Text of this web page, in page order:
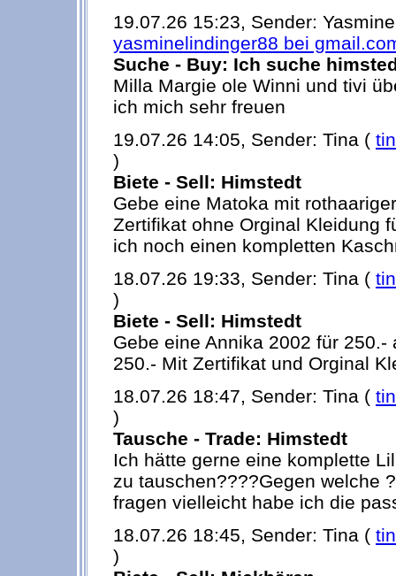
19.07.26 15:23, Sender:
yasminelindinger88 bei
Suche - Buy: Ich suche
Milla Margie ole Winni und tivi
ich mich sehr freuen
19.07.26 14:05, Sender: Tina (
)
Biete - Sell: Himstedt
Gebe eine Matoka mit
Zertifikat ohne Orginal Kleidung
ich noch einen kompletten
18.07.26 19:33, Sender: Tina (
)
Biete - Sell: Himstedt
Gebe eine Annika 2002 für 250.-
250.- Mit Zertifikat und Orginal
18.07.26 18:47, Sender: Tina (
)
Tausche - Trade: Himstedt
Ich hätte gerne eine komplette
zu tauschen????Gegen welche
fragen vielleicht habe ich die
18.07.26 18:45, Sender: Tina (
)